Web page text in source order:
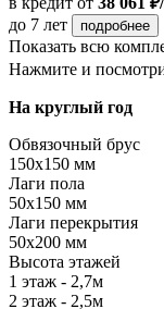
до 7 лет
подробнее
Показать всю
Нажмите и
На круглый год
Обвязочный брус
150х150 мм
Лаги пола
50х150 мм
Лаги перекрытия
50х200 мм
Высота этажей
1 этаж - 2,7м
2 этаж - 2,5м